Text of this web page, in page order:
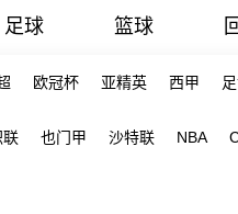
足球 篮球
欧冠杯 亚精英 西甲
联 也门甲 沙特联 NBA